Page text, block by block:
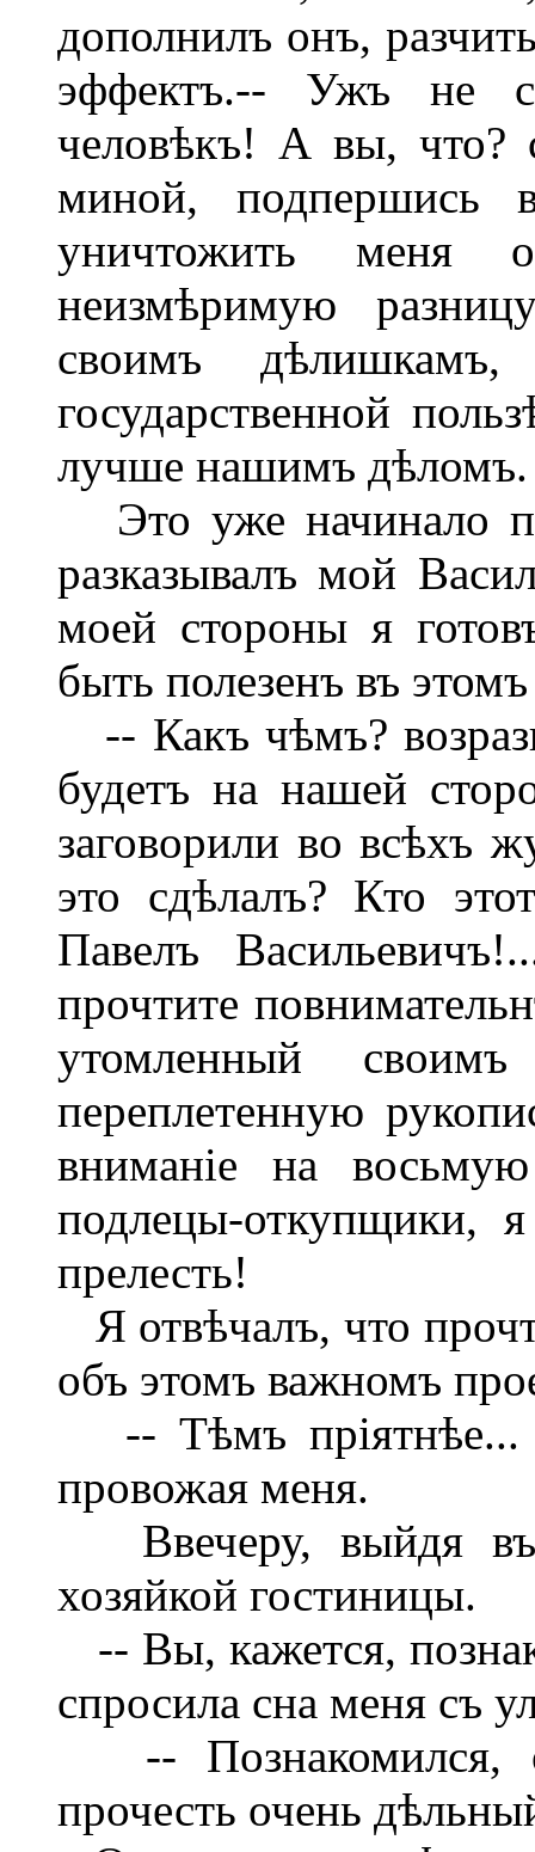
дополнилъ онъ,
эффектъ.-- Ужъ не
человѣкъ! А вы, что?
миной, подпершись
уничтожить меня
неизмѣримую
своимъ
государственной
лучше нашимъ дѣломъ.
Это уже начинало
разказывалъ мой
моей стороны я
быть полезенъ въ
-- Какъ чѣмъ?
будетъ на нашей
заговорили во всѣхъ
это сдѣлалъ? Кто
Павелъ
прочтите
утомленный
переплетенную
вниманіе на
подлецы-откупщики,
прелесть!
Я отвѣчалъ, что
объ этомъ важномъ
-- Тѣмъ пріятнѣе...
провожая меня.
Ввечеру, выйдя въ
хозяйкой гостиницы.
-- Вы, кажется,
спросила сна меня съ
-- Познакомился,
прочесть очень